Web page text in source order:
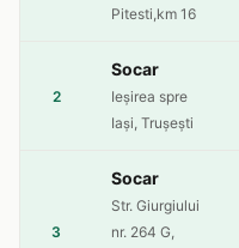
Pitesti,km 16
2
Socar
Ieșirea spre
Iași, Trușești
3
Socar
Str. Giurgiului
nr. 264 G,